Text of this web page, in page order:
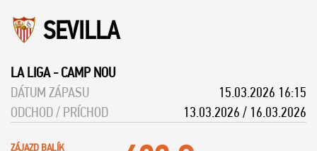
SEVILLA
LA LIGA-CAMP NOU
DÁTUM ZÁPASU
15.03.2026 16:15
ODCHOD / PRÍCHOD
13.03.2026 / 16.03.2026
ZÁJAZD BALÍK